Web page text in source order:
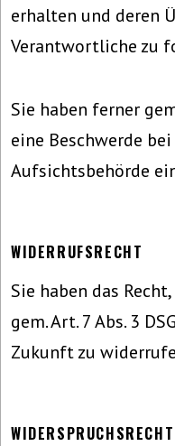
erhalten und deren
Verantwortliche zu
Sie haben ferner
eine Beschwerde
Aufsichtsbehörde
WIDERRUFSRECHT
Sie haben das
gem. Art. 7 Abs. 3
Zukunft zu
WIDERSPRUCHSRECHT